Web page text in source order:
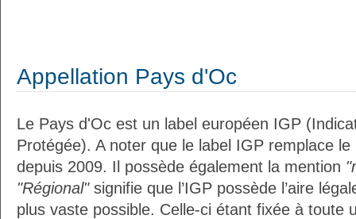
Appellation Pays d'Oc
Le Pays d'Oc est un label européen IGP
Protégée). A noter que le label IGP remplace
depuis 2009. Il possède également la mention
"Régional"signifie que l’IGP possède l’aire
plus vaste possible. Celle-ci étant fixée à toute